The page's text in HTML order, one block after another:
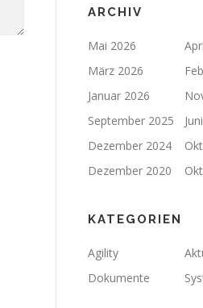
ARCHIV
Mai 2026
März 2026
Januar 2026
September 2025
Dezember 2024
Dezember 2020
KATEGORIEN
Agility
Dokumente